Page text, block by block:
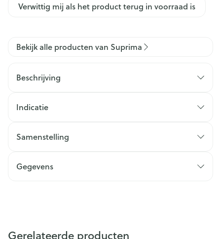
Verwittig mij als het product terug in voorraad is
Bekijk alle producten van Suprima
Beschrijving
Indicatie
Samenstelling
Gegevens
Gerelateerde producten